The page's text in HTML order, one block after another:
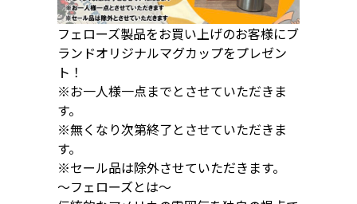
フェローズ製品をお買い上げのお客様にブ
ランドオリジナルマグカップをプレゼン
ト！
※お一人様一点までとさせていただきま
す。
※無くなり次第終了とさせていただきま
す。
※セール品は除外させていただきます。
〜フェローズとは〜